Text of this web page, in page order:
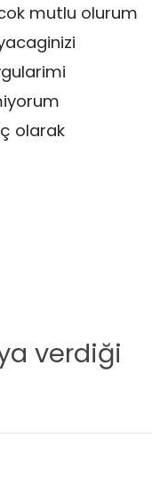
mutlu olurum
olarak
verdiği